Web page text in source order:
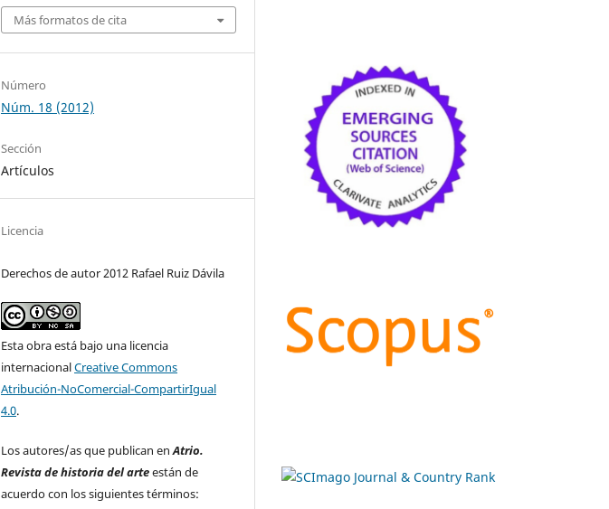
Más formatos de cita
Número
Núm. 18 (2012)
Sección
Artículos
Licencia
Derechos de autor 2012 Rafael Ruiz Dávila
Esta obra está bajo una licencia
internacionalCreative Commons
Atribución-NoComercial-CompartirIgual
4.0.
Los autores/as que publican enAtrio.
Revista de historia del arteestán de
acuerdo con los siguientes términos: